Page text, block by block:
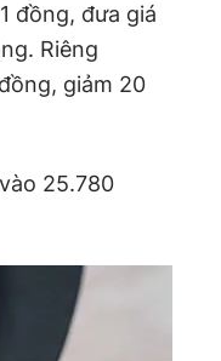
đồng, đưa giá
Riêng
giảm 20
25.780